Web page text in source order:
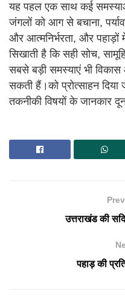
यह पहल एक साथ कई
जंगलों को आग से बचाना,
और आत्मनिर्भरता, और
सिखाती है कि सही सोच,
सबसे बड़ी समस्याएं भी
सकती हैं।को प्रोत्साहन दिया
तकनीकी विषयों के जानकार दून
उत्तराखंड की
पहाड़ की